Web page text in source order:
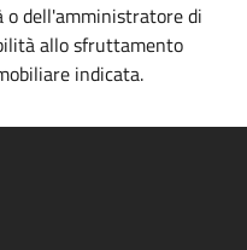
o dell'amministratore di
allo sfruttamento
indicata.